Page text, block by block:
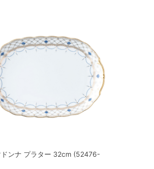
ドンナ プラター 32cm (52476-